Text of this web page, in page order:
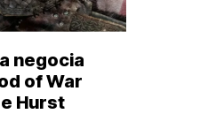
negocia
of War
Hurst